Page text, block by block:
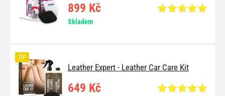
899 Kč
Skladem
Leather Expert - Leather Car Care Kit
TIP
649 Kč